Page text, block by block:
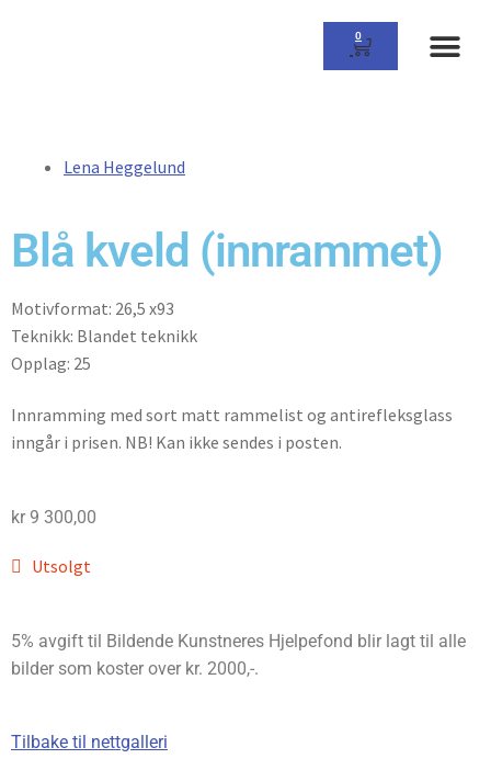
0
Lena Heggelund
Blå kveld (innrammet)
Motivformat: 26,5 x93
Teknikk: Blandet teknikk
Opplag: 25
Innramming med sort matt rammelist og antirefleksglass
inngår i prisen. NB! Kan ikke sendes i posten.
kr 9 300,00
Utsolgt
5% avgift til Bildende Kunstneres Hjelpefond blir lagt til alle
bilder som koster over kr. 2000,-.
Tilbake til nettgalleri